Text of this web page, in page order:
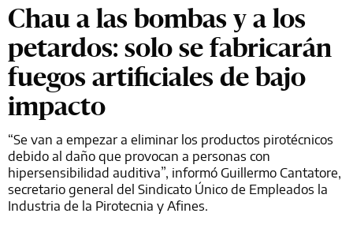
Chau a las bombas y a los
petardos: solo se fabricarán
fuegos artificiales de bajo
impacto
“Se van a empezar a eliminar los productos pirotécnicos
debido al daño que provocan a personas con
hipersensibilidad auditiva”, informó Guillermo Cantatore,
secretario general del Sindicato Único de Empleados la
Industria de la Pirotecnia y Afines.